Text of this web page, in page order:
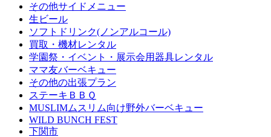
その他サイドメニュー
生ビール
ソフトドリンク(ノンアルコール)
買取・機材レンタル
学園祭・イベント・展示会用器具レンタル
ママ友バーベキュー
その他の出張プラン
ステーキＢＢＱ
MUSLIMムスリム向け野外バーベキュー
WILD BUNCH FEST
下関市